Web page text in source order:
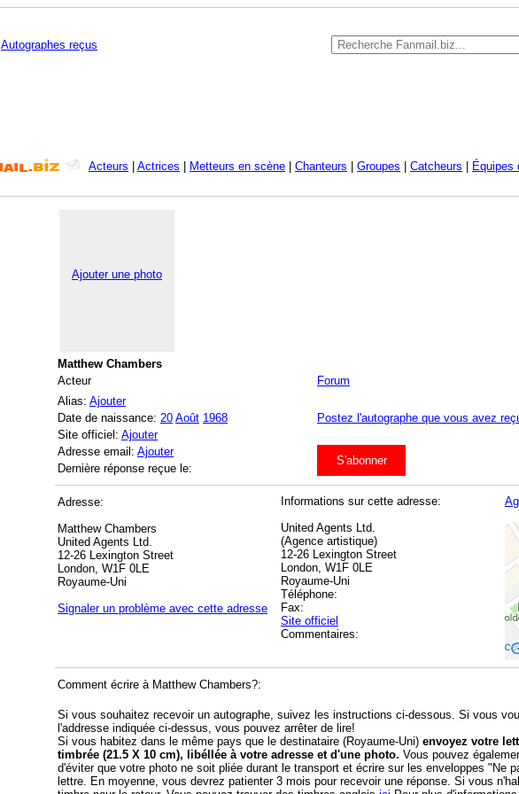
Autographes reçus
Acteurs Actrices Metteurs en scène Chanteurs Groupes Catcheurs Équipes
Ajouter une photo
Matthew Chambers
Acteur
Forum
Alias: Ajouter
Date de naissance: 20 Août 1968
Postez l'autographe que vous avez
Site officiel: Ajouter
Adresse email: Ajouter
S'abonner
Dernière réponse reçue le:
Adresse:
Matthew Chambers
United Agents Ltd.
12-26 Lexington Street
London, W1F 0LE
Royaume-Uni
Signaler un problème avec cette adresse
Informations sur cette adresse:
United Agents Ltd.
(Agence artistique)
12-26 Lexington Street
London, W1F 0LE
Royaume-Uni
Téléphone:
Fax:
Site officiel
Commentaires:
Comment écrire à Matthew Chambers?:
Si vous souhaitez recevoir un autographe, suivez les instructions ci-dessous. Si vous
l'addresse indiquée ci-dessus, vous pouvez arrêter de lire!
Si vous habitez dans le même pays que le destinataire (Royaume-Uni) envoyez votre
timbrée (21.5 X 10 cm), libéllée à votre adresse et d'une photo. Vous pouvez
d'éviter que votre photo ne soit pliée durant le transport et écrire sur les enveloppes "Ne
lettre. En moyenne, vous devrez patienter 3 mois pour recevoir une réponse. Si vous